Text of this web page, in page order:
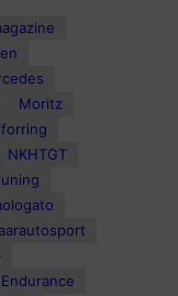
Moritz
NKHTGT